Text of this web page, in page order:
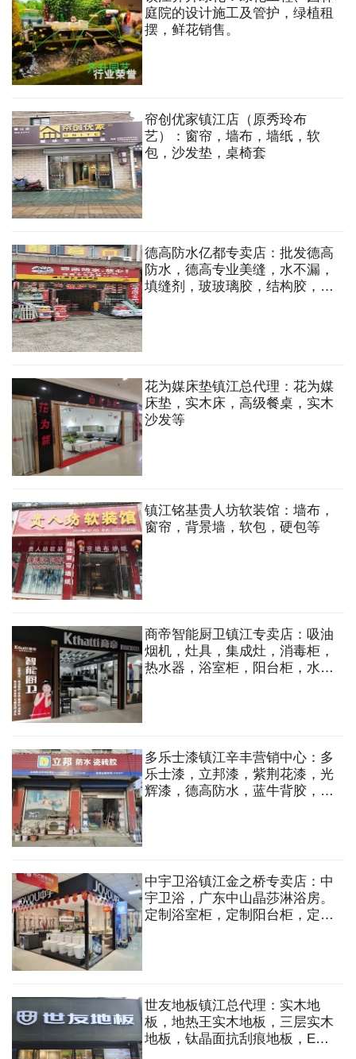
庭院的设计施工及管护，绿植租
摆，鲜花销售。
帘创优家镇江店（原秀玲布
艺）：窗帘，墙布，墙纸，软
包，沙发垫，桌椅套
德高防水亿都专卖店：批发德高
防水，德高专业美缝，水不漏，
填缝剂，玻玻璃胶，结构胶，强
花为媒床垫镇江总代理：花为媒
床垫，实木床，高级餐桌，实木
沙发等
镇江铭基贵人坊软装馆：墙布，
窗帘，背景墙，软包，硬包等
商帝智能厨卫镇江专卖店：吸油
烟机，灶具，集成灶，消毒柜，
热水器，浴室柜，阳台柜，水
多乐士漆镇江辛丰营销中心：多
乐士漆，立邦漆，紫荆花漆，光
辉漆，德高防水，蓝牛背胶，立
中宇卫浴镇江金之桥专卖店：中
宇卫浴，广东中山晶莎淋浴房。
定制浴室柜，定制阳台柜，定制
世友地板镇江总代理：实木地
板，地热王实木地板，三层实木
地板，钛晶面抗刮痕地板，ENF